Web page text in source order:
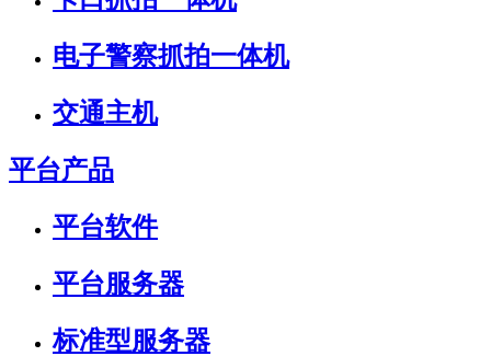
电子警察抓拍一体机
交通主机
平台产品
平台软件
平台服务器
标准型服务器